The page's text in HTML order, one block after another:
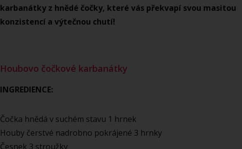
karbanátky z hnědé čočky, které vás překvapí svou masitou
konzistencí a výtečnou chutí!
Houbovo čočkové karbanátky
INGREDIENCE:
Čočka hnědá v suchém stavu 1 hrnek
Houby čerstvé nadrobno pokrájené 3 hrnky
Česnek 3 stroužky